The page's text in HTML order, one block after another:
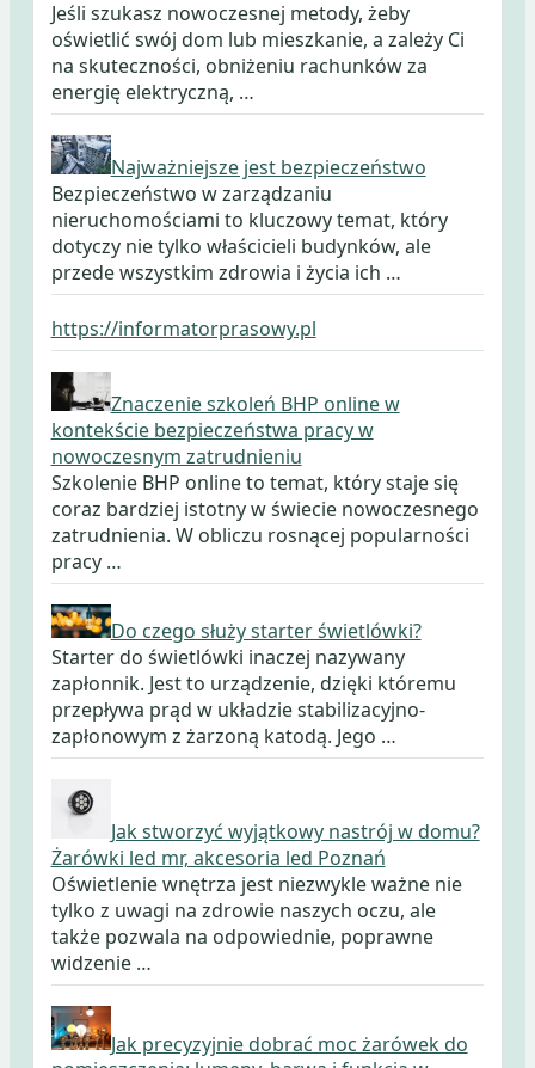
Jeśli szukasz nowoczesnej metody, żeby
oświetlić swój dom lub mieszkanie, a zależy Ci
na skuteczności, obniżeniu rachunków za
energię elektryczną, …
Najważniejsze jest bezpieczeństwo
Bezpieczeństwo w zarządzaniu
nieruchomościami to kluczowy temat, który
dotyczy nie tylko właścicieli budynków, ale
przede wszystkim zdrowia i życia ich …
https://informatorprasowy.pl
Znaczenie szkoleń BHP online w
kontekście bezpieczeństwa pracy w
nowoczesnym zatrudnieniu
Szkolenie BHP online to temat, który staje się
coraz bardziej istotny w świecie nowoczesnego
zatrudnienia. W obliczu rosnącej popularności
pracy …
Do czego służy starter świetlówki?
Starter do świetlówki inaczej nazywany
zapłonnik. Jest to urządzenie, dzięki któremu
przepływa prąd w układzie stabilizacyjno-
zapłonowym z żarzoną katodą. Jego …
Jak stworzyć wyjątkowy nastrój w domu?
Żarówki led mr, akcesoria led Poznań
Oświetlenie wnętrza jest niezwykle ważne nie
tylko z uwagi na zdrowie naszych oczu, ale
także pozwala na odpowiednie, poprawne
widzenie …
Jak precyzyjnie dobrać moc żarówek do